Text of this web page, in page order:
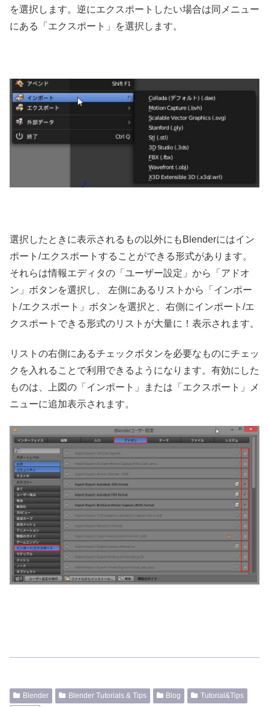
を選択します。逆にエクスポートしたい場合は同メニュー
にある「エクスポート」を選択します。
選択したときに表示されるもの以外にもBlenderにはイン
ポート/エクスポートすることができる形式があります。
それらは情報エディタの「ユーザー設定」から「アドオ
ン」ボタンを選択し、 左側にあるリストから「インポー
ト/エクスポート」ボタンを選択と、右側にインポート/エ
クスポートできる形式のリストが大量に！表示されます。
リストの右側にあるチェックボタンを必要なものにチェッ
クを入れることで利用できるようになります。有効にした
ものは、上図の「インポート」または「エクスポート」メ
ニューに追加表示されます。
Blender Blender Tutorials & Tips Blog
Tutorial&Tips